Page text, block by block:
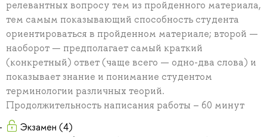
релевантных вопросу тем из пройденного материала,
тем самым показывающий способность студента
ориентироваться в пройденном материале; второй —
наоборот — предполагает самый краткий
(конкретный) ответ (чаще всего — одно-два слова) и
показывает знание и понимание студентом
терминологии различных теорий.
Продолжительность написания работы – 60 минут
Экзамен (4)